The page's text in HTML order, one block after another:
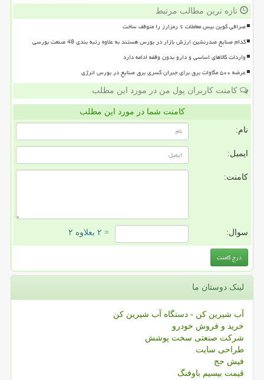
تازه ترین مطالب مرتبط
صرافی کوین بیس معاملات ۶ رمزارز را متوقف ساخت
کدام صنایع صدرنشین ارزش بازار در بورس هستند به علاوه رتبه بندی 48 صنعت بورسی
واردات کالاهای اساسی و دارو بدون وقفه ادامه دارد
عرضه ۵۰۰ مگاوات برق برای جبران کسری برق صنایع در بورس انرژی
کامنت کاربران پول من در مورد این مطلب
کامنت شما در مورد این مطلب
نام:
ایمیل:
کامنت:
سوال: = ۲ بعلاوه ۲
لینک دوستان ما
آب شیرین کن - دستگاه آب شیرین کن
خرید و فروش خودرو
شرکت صنعتی سخت پوشش
طراحی سایت
فیش حج
قیمت بیسیم باوفنگ